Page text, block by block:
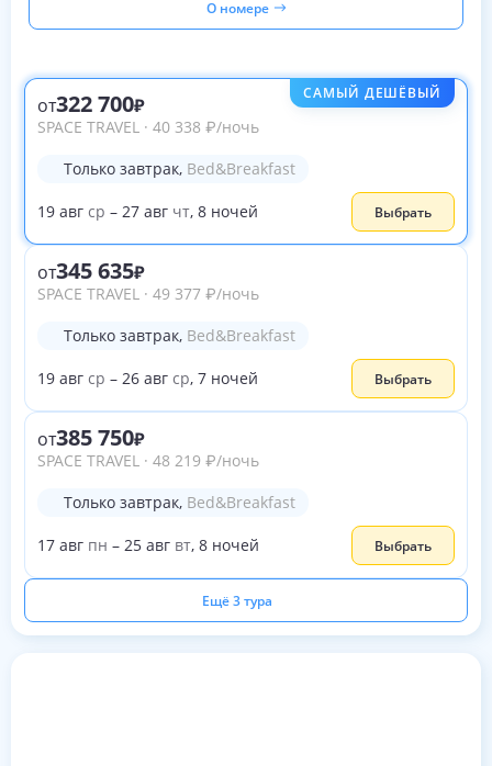
О номере
САМЫЙ ДЕШЁВЫЙ
от322 700
SPACE TRAVEL · 40 338 ₽/ночь
Только завтрак, Bed&Breakfast
19 авг ср – 27 авг чт, 8 ночей Выбрать
от345 635
SPACE TRAVEL · 49 377 ₽/ночь
Только завтрак, Bed&Breakfast
19 авг ср – 26 авг ср, 7 ночей Выбрать
от385 750
SPACE TRAVEL · 48 219 ₽/ночь
Только завтрак, Bed&Breakfast
17 авг пн – 25 авг вт, 8 ночей Выбрать
Ещё 3 тура